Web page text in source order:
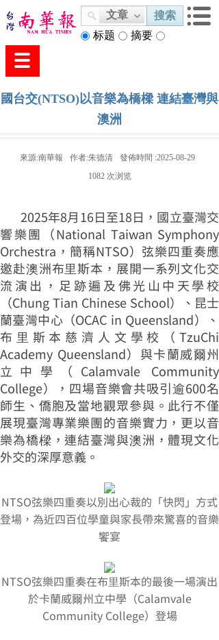
文章
搜索
标题
摘要
國台交(NTSO)以音樂為橋樑 連結臺灣與
澳洲
來源:南華報 作者:朱德清 發佈時間 :2025-08-29
1082 次浏览
2025年8月16日至18日，國立臺灣交
響樂團（National Taiwan Symphony
Orchestra，簡稱NTSO）弦樂四重奏應
邀赴澳洲布里斯本，展開一系列文化交
流演出，足跡遍及佛光山中天學校
（Chung Tian Chinese School）、昆士
蘭臺灣中心（OCAC in Queensland）、
布里斯本慈濟人文學校（TzuChi
Academy Queensland）與卡蘭威爾州
立中學（Calamvale Community
College），四場音樂會共吸引逾600名
師生、僑胞及當地觀眾參與。此行不僅
展現臺灣專業樂團的音樂實力，更以音
樂為橋樑，連結臺灣與澳洲，體現文化
外交的深厚意義。
NTSO弦樂四重奏以別出心裁的「快閃」方式
登場，為近四百位學童與家長帶來驚喜的音樂
饗宴
NTSO弦樂四重奏在布里斯本的最後一場演出
於卡蘭威爾州立中學（Calamvale
Community College）登場